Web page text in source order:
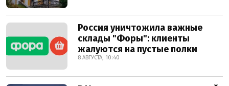
Россия уничтожила важные
склады "Форы": клиенты
жалуются на пустые полки
8 АВГУСТА, 10:40